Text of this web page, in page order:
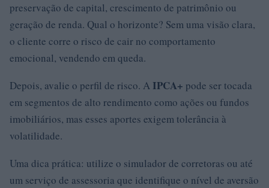
preservação de capital, crescimento de patrimônio ou
geração de renda. Qual o horizonte? Sem uma visão clara,
o cliente corre o risco de cair no comportamento
emocional, vendendo em queda.
Depois, avalie o perfil de risco. A IPCA+ pode ser tocada
em segmentos de alto rendimento como ações ou fundos
imobiliários, mas esses aportes exigem tolerância à
volatilidade.
Uma dica prática: utilize o simulador de corretoras ou até
um serviço de assessoria que identifique o nível de aversão